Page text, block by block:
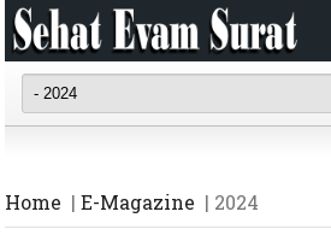
Home |E-Magazine | 2024